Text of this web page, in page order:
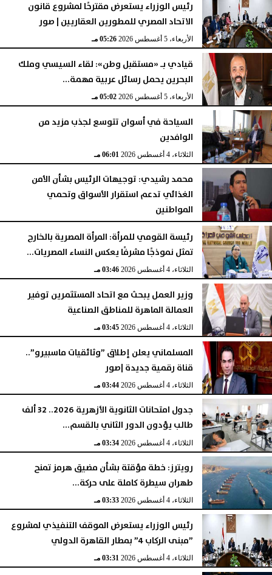
رئيس الوزراء يستعرض مقترحًا لمشروع قانون
الاتحاد المصري للمطورين العقاريين | صور
الأربعاء، 5 أغسطس 2026 05:26 مـ
قيادي بـ «مستقبل وطن»: لقاء السيسي وملك
البحرين يحمل رسائل عربية مهمة...
الأربعاء، 5 أغسطس 2026 05:02 مـ
السياحة في أسوان تتوسع لجذب مزيد من
الوافدين
الثلاثاء، 4 أغسطس 2026 06:01 مـ
محمد رشيدي: توجيهات الرئيس بشأن الأمن
الغذائي تدعم استقرار الأسواق وتحمي
المواطنين
الثلاثاء، 4 أغسطس 2026
رئيسة القومي للمرأة: المرأة المصرية بالخارج
تمثل نموذجًا مشرفًا يعكس النساء المصريات...
الثلاثاء، 4 أغسطس 2026 03:46 مـ
وزير العمل يبحث مع اتحاد المستثمرين توفير
العمالة الماهرة للمناطق الصناعية
الثلاثاء، 4 أغسطس 2026 03:45 مـ
المسلماني يعلن إطلاق ”وثائقيات ماسبيرو”..
قناة رقمية جديدة |صور
الثلاثاء، 4 أغسطس 2026 03:44 مـ
جدول امتحانات الثانوية الأزهرية 2026.. 32 ألف
طالب يؤدون الدور الثاني بالقسم...
الثلاثاء، 4 أغسطس 2026 03:34 مـ
رويترز: خطة مؤقتة بشأن مضيق هرمز تمنح
طهران سيطرة كاملة على حركة...
الثلاثاء، 4 أغسطس 2026 03:33 مـ
رئيس الوزراء يستعرض الموقف التنفيذي لمشروع
”مبنى الركاب 4” بمطار القاهرة الدولي
الثلاثاء، 4 أغسطس 2026 03:31 مـ